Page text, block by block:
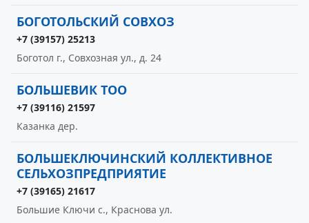
БОГОТОЛЬСКИЙ СОВХОЗ
+7 (39157) 25213
Боготол г., Совхозная ул., д. 24
БОЛЬШЕВИК ТОО
+7 (39116) 21597
Казанка дер.
БОЛЬШЕКЛЮЧИНСКИЙ КОЛЛЕКТИВНОЕ
СЕЛЬХОЗПРЕДПРИЯТИЕ
+7 (39165) 21617
Большие Ключи с., Краснова ул.